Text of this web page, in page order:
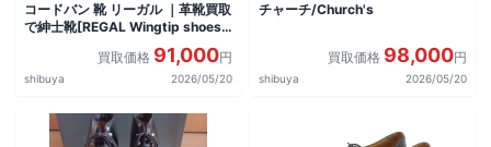
コードバン 靴 リーガル ｜革靴買取
で紳士靴[REGAL Wingtip shoes]
買取価格 91,000円
shibuya 2026/05/20
チャーチ/Church's
買取価格 98,000円
shibuya 2026/05/20